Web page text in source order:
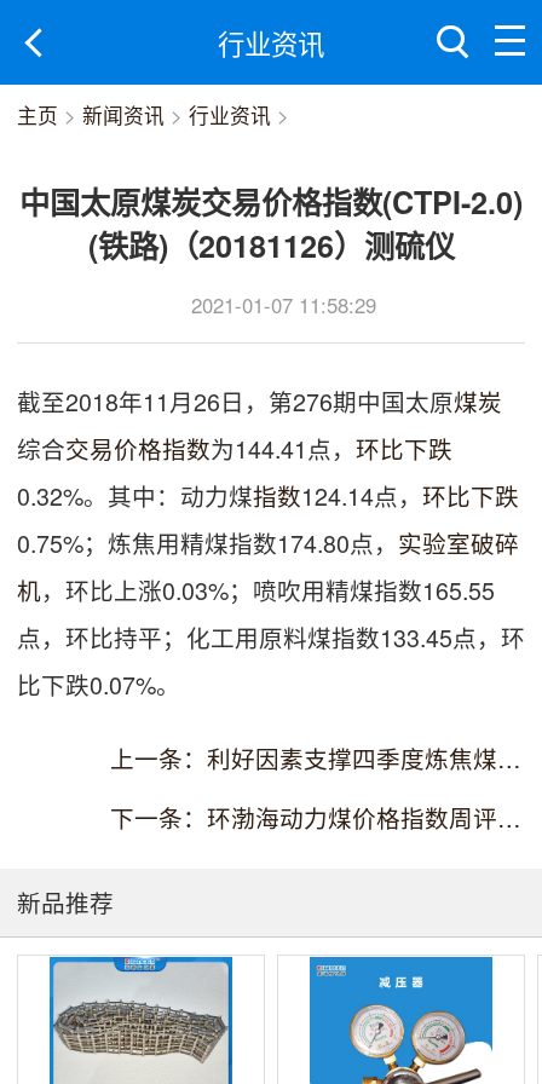
行业资讯
主页 > 新闻资讯 > 行业资讯 >
中国太原煤炭交易价格指数(CTPI-2.0)
(铁路)（20181126）测硫仪
2021-01-07 11:58:29
截至2018年11月26日，第276期中国太原煤炭
综合交易价格指数为144.41点， 环比下跌
0.32%。其中：动力煤指数124.14点， 环比下跌
0.75%；炼焦用精煤指数174.80点， 实验室破碎
机，环比上涨0.03%；喷吹用精煤指数165.55
点，环比持平；化工用原料煤指数133.45点，环
比下跌0.07%。
上一条：利好因素支撑四季度炼焦煤市场转好破碎机
下一条：环渤海动力煤价格指数周评（2020年第12周）量热仪
新品推荐